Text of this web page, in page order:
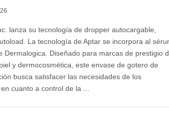
lanza su tecnología de dropper autocargable,
La tecnología de Aptar se incorpora al
Dermalogica. Diseñado para marcas de prestigio
y dermocosmética, este envase de gotero de
busca satisfacer las necesidades de los
cuanto a control de la ...